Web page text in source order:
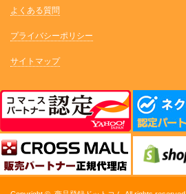
よくある質問
プライバシーポリシー
サイトマップ